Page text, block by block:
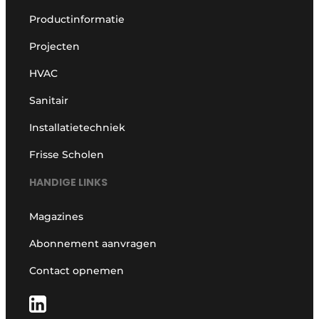
Productinformatie
Projecten
HVAC
Sanitair
Installatietechniek
Frisse Scholen
HANDIGE LINKS
Magazines
Abonnement aanvragen
Contact opnemen